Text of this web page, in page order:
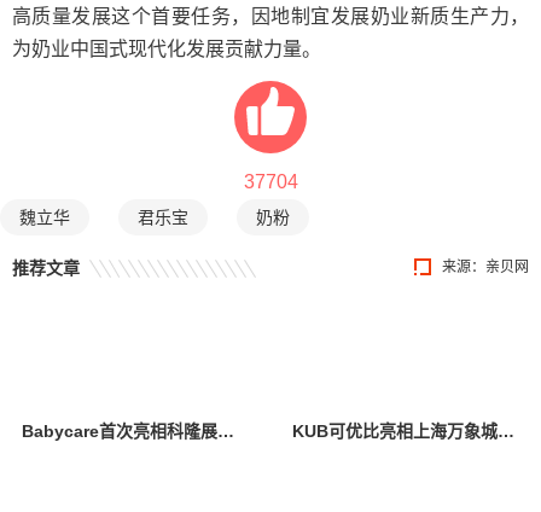
高质量发展这个首要任务，因地制宜发展奶业新质生产力，
为奶业中国式现代化发展贡献力量。
37704
魏立华 君乐宝 奶粉
来源： 亲贝网
推荐文章
Babycare首次亮相科隆展，创新设计与卓越产品力引全球瞩目 KUB可优比亮相上海万象城，引领自然式养育新风尚